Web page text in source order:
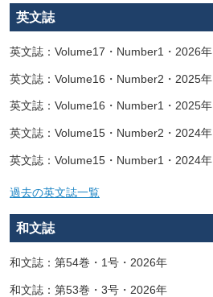
英文誌
英文誌：Volume17・Number1・2026年
英文誌：Volume16・Number2・2025年
英文誌：Volume16・Number1・2025年
英文誌：Volume15・Number2・2024年
英文誌：Volume15・Number1・2024年
過去の英文誌一覧
和文誌
和文誌：第54巻・1号・2026年
和文誌：第53巻・3号・2026年